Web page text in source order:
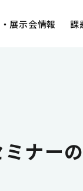
展示会情報 課
ナー